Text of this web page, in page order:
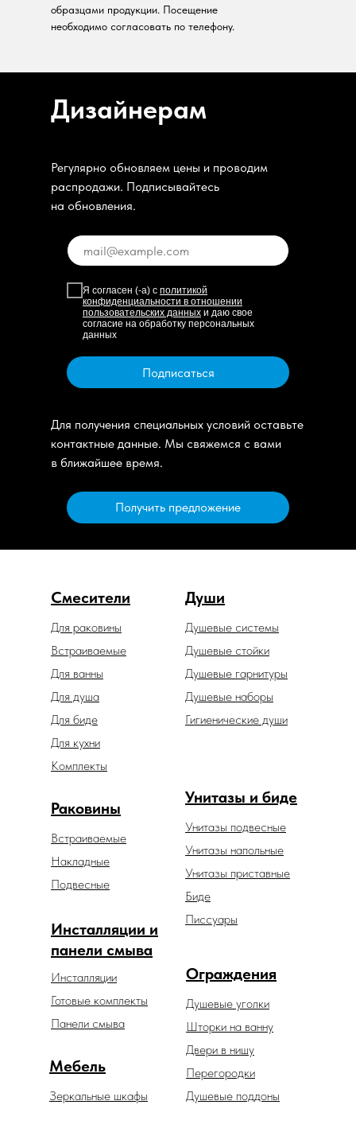
образцами продукции. Посещение
необходимо согласовать по телефону.
Дизайнерам
Регулярно обновляем цены и проводим
распродажи. Подписывайтесь
на обновления.
Я согласен (-а) с политикой
конфиденциальности в отношении
пользовательских данных и даю свое
согласие на обработку персональных
данных
Подписаться
Для получения специальных условий оставьте
контактные данные. Мы свяжемся с вами
в ближайшее время.
Получить предложение
Смесители Души
Душевые гарнитуры
Душевые системы
Гигиенические души
Душевые наборы
Унитазы и биде
Унитазы подвесные
Унитазы напольные
Унитазы приставные
Раковины
Встраиваемые
Накладные
Подвесные
Встраиваемые
Для биде
Для ванны
Для душа
Для раковины
Для кухни
Зеркальные шкафы
Мебель
Ограждения
Душевые уголки
Шторки на ванну
Двери в нишу
Перегородки
Душевые стойки
Биде
Душевые поддоны
Инсталляции и
панели смыва
Инсталляции
Готовые комплекты
Панели смыва
Комплекты
Писсуары